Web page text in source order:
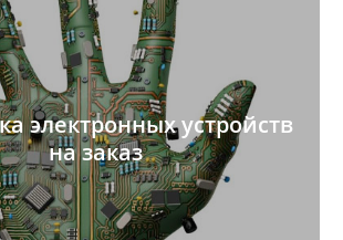
электронных устройств
на заказ